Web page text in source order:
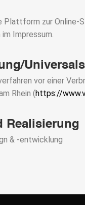
Plattform zur Online-
Impressum.
vor einer
Rhein (https://
Realisierung
& -entwicklung